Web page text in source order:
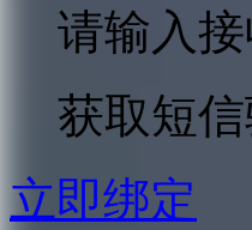
请输入
获取短
立即绑定